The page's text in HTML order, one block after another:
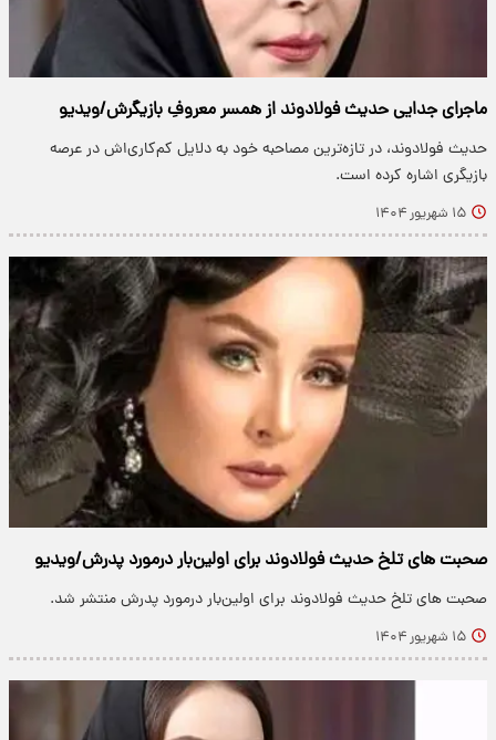
ماجرای جدایی حدیث فولادوند از همسر معروفِ بازیگرش/ویدیو
حدیث فولادوند، در تازه‌ترین مصاحبه خود به دلایل کم‌کاری‌اش در عرصه
بازیگری اشاره کرده است.
۱۵ شهریور ۱۴۰۴
صحبت های تلخ حدیث فولادوند برای اولین‌بار درمورد پدرش/ویدیو
صحبت های تلخ حدیث فولادوند برای اولین‌بار درمورد پدرش منتشر شد.
۱۵ شهریور ۱۴۰۴